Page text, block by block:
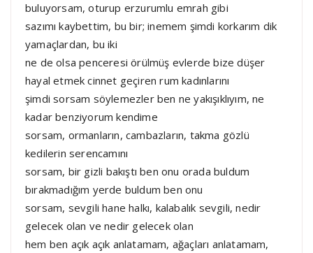
buluyorsam, oturup erzurumlu emrah gibi
sazımı kaybettim, bu bir; inemem şimdi korkarım dik
yamaçlardan, bu iki
ne de olsa penceresi örülmüş evlerde bize düşer
hayal etmek cinnet geçiren rum kadınlarını
şimdi sorsam söylemezler ben ne yakışıklıyım, ne
kadar benziyorum kendime
sorsam, ormanların, cambazların, takma gözlü
kedilerin serencamını
sorsam, bir gizli bakıştı ben onu orada buldum
bırakmadığım yerde buldum ben onu
sorsam, sevgili hane halkı, kalabalık sevgili, nedir
gelecek olan ve nedir gelecek olan
hem ben açık açık anlatamam, ağaçları anlatamam,